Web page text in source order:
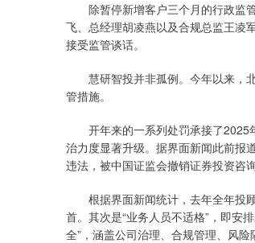
除暂停新增客户三个月的行政监管
飞、总经理胡凌燕以及合规总监王凌
接受监管谈话。
慧研智投并非孤例。今年以来，北
管措施。
开年来的一系列处罚承接了2025
治力度显著升级。据界面新闻此前报
违法，被中国证监会撤销证券投资咨
根据界面新闻统计，去年全年投顾
首。其次是“业务人员不适格”，即安
全”，涵盖公司治理、合规管理、风险